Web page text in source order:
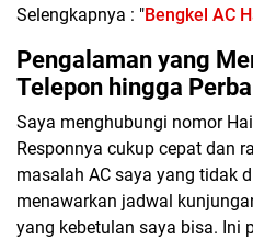
Selengkapnya : "Bengkel AC
Pengalaman yang
Telepon hingga
Saya menghubungi nomor
Responnya cukup cepat dan
masalah AC saya yang tidak
menawarkan jadwal
yang kebetulan saya bisa. Ini